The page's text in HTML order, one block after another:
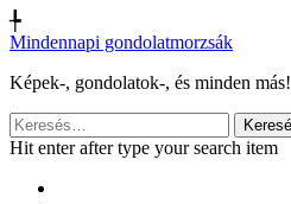
╄
Mindennapi gondolatmorzsák
Képek-, gondolatok-, és minden más!
Keresés:
Hit enter after type your search item